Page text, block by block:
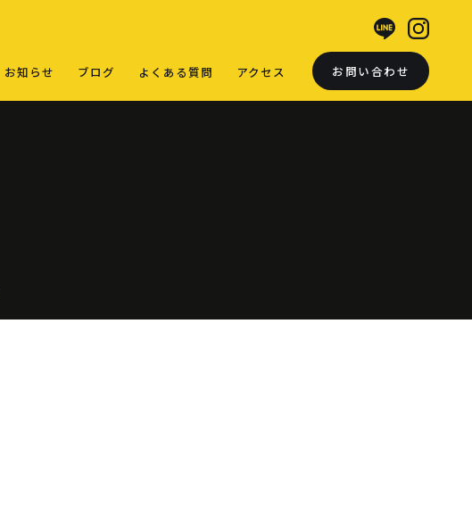
お知らせ ブログ よくある質問 アクセス お問い合わせ